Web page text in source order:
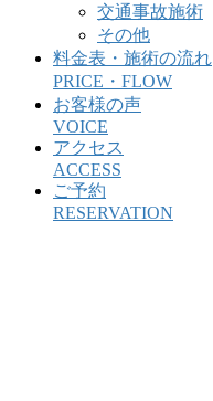
交通事故施術
その他
料金表・施術の流れ
PRICE・FLOW
お客様の声
VOICE
アクセス
ACCESS
ご予約
RESERVATION